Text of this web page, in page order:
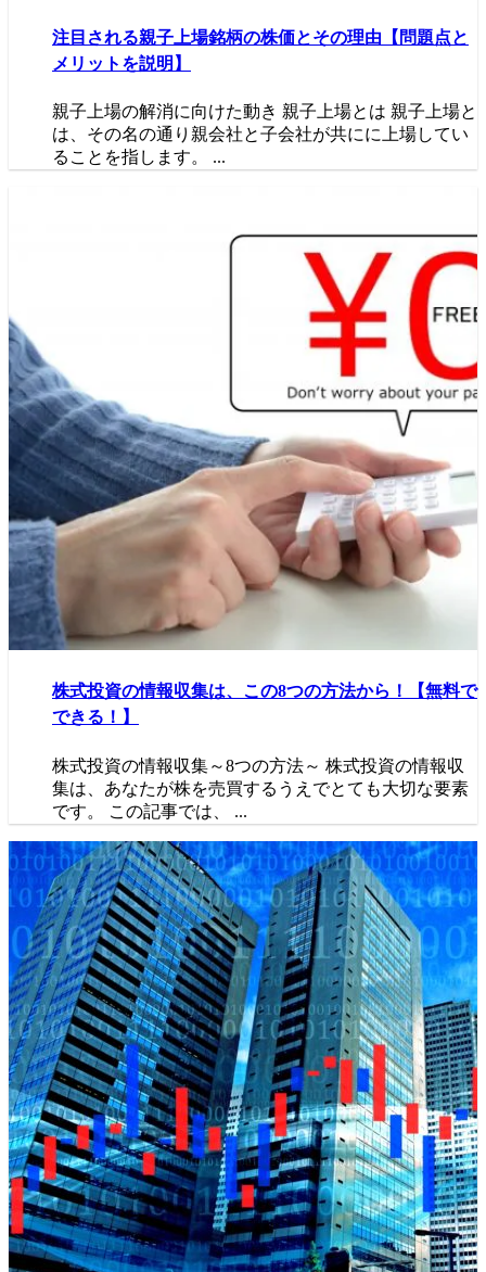
注目される親子上場銘柄の株価とその理由【問題点と
メリットを説明】
親子上場の解消に向けた動き 親子上場とは 親子上場と
は、その名の通り親会社と子会社が共にに上場してい
ることを指します。 ...
株式投資の情報収集は、この8つの方法から！【無料で
できる！】
株式投資の情報収集～8つの方法～ 株式投資の情報収
集は、あなたが株を売買するうえでとても大切な要素
です。 この記事では、 ...